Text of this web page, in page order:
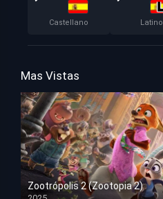
Castellano Latino
Mas Vistas
Zootrópolis 2 (Zootopia 2)